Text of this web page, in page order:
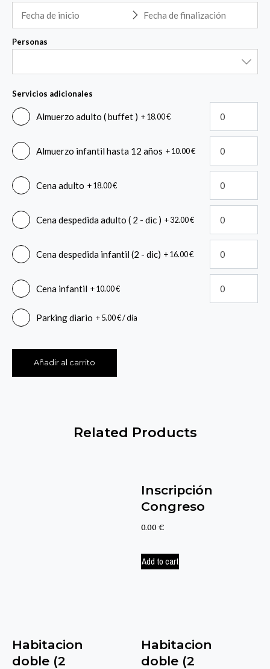
Personas
Servicios adicionales
Almuerzo adulto ( buffet ) +18.00€
Almuerzo infantil hasta 12 años +10.00€
Cena adulto +18.00€
Cena despedida adulto ( 2 - dic ) +32.00€
Cena despedida infantil (2 - dic) +16.00€
Cena infantil +10.00€
Parking diario +5.00€/ día
Añadir al carrito
Related Products
Inscripción
Congreso
0.00€
Add to cart
Habitacion
doble (2
Habitacion
doble (2